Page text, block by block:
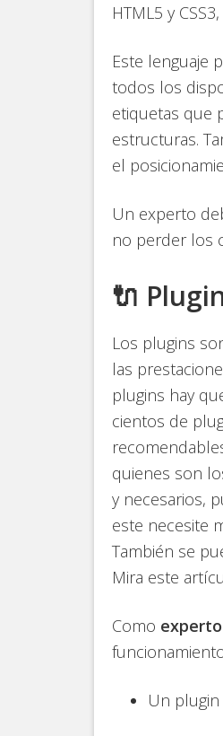
HTML5 y
Este lenguaje
todos los
etiquetas que
estructuras.
el
Un experto
no perder los
🔌
Los plugins
las
plugins hay
cientos de
quienes son
y necesarios,
este necesite
También se
Mira este
Como
Un plugin